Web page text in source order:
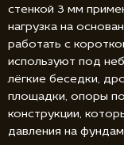
стенкой 3 мм
нагрузка на
работать с
используют под
лёгкие беседки,
площадки, опоры
конструкции,
давления на